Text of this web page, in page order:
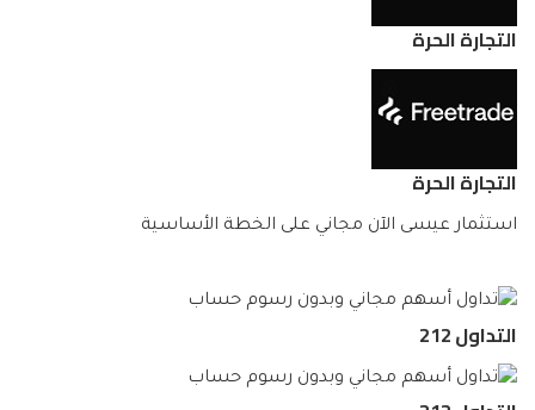
التجارة الحرة
التجارة الحرة
استثمار عيسى الآن مجاني على الخطة الأساسية
التداول 212